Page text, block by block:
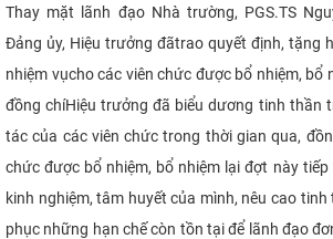
Thay mặt lãnh đạo Nhà trường, PGS.TS
Đảng ủy, Hiệu trưởng đãtrao quyết định, tặng
nhiệm vụcho các viên chức được bổ nhiệm, bổ
đồng chíHiệu trưởng đã biểu dương tinh thần
tác của cácviên chức trong thời gian qua,
chức được bổ nhiệm, bổ nhiệm lại đợt này
kinh nghiệm, tâm huyết của mình, nêu cao
phục những hạn chế còn tồn tại để lãnh đạo